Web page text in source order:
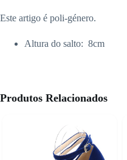
Este artigo é poli-género.
Altura do salto: 8cm
Produtos Relacionados